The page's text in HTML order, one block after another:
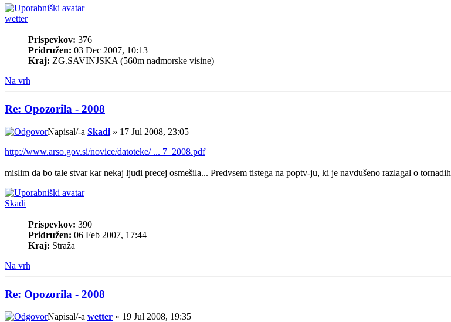
wetter
Prispevkov: 376
Pridružen: 03 Dec 2007, 10:13
Kraj: ZG.SAVINJSKA (560m nadmorske visine)
Na vrh
Re: Opozorila - 2008
Napisal/-a Skadi » 17 Jul 2008, 23:05
http://www.arso.gov.si/novice/datoteke/ ... 7_2008.pdf
mislim da bo tale stvar kar nekaj ljudi precej osmešila... Predvsem tistega na poptv-ju, ki je navdušeno razlagal o tornadih
Skadi
Prispevkov: 390
Pridružen: 06 Feb 2007, 17:44
Kraj: Straža
Na vrh
Re: Opozorila - 2008
Napisal/-a wetter » 19 Jul 2008, 19:35